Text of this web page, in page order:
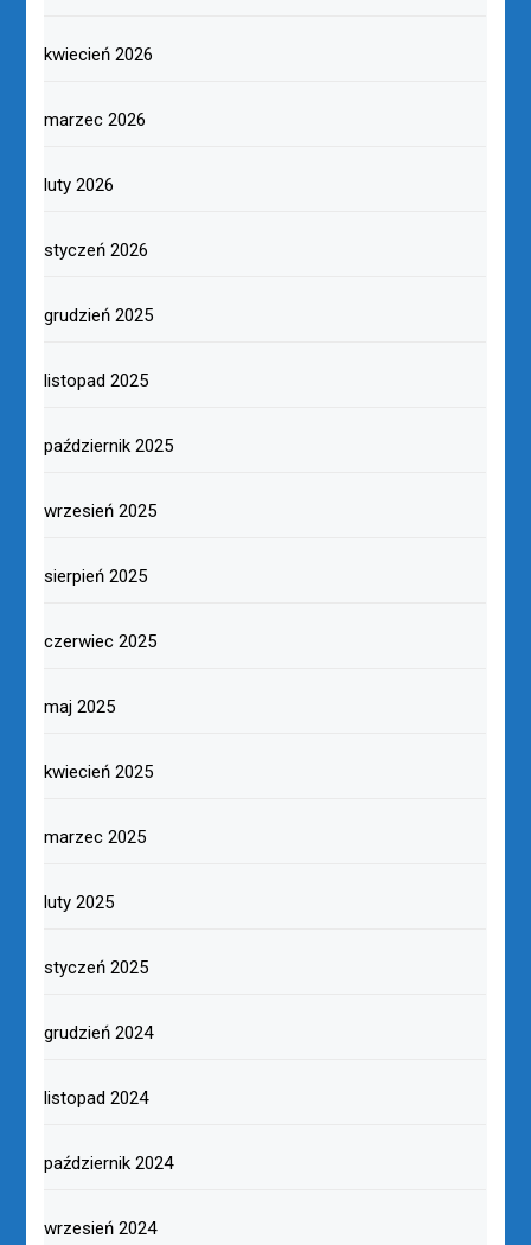
kwiecień 2026
marzec 2026
luty 2026
styczeń 2026
grudzień 2025
listopad 2025
październik 2025
wrzesień 2025
sierpień 2025
czerwiec 2025
maj 2025
kwiecień 2025
marzec 2025
luty 2025
styczeń 2025
grudzień 2024
listopad 2024
październik 2024
wrzesień 2024